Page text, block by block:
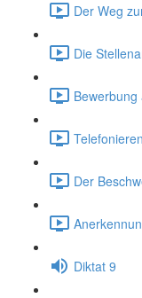
Der Weg
Die
Der
Diktat 9